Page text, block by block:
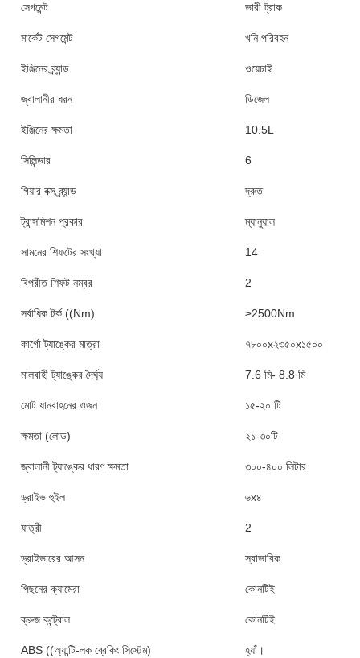
সেগমেন্ট ভারী ট্রাক
মার্কেট সেগমেন্ট খনি পরিবহন
ইঞ্জিনের ব্র্যান্ড ওয়েচাই
জ্বালানীর ধরন ডিজেল
ইঞ্জিনের ক্ষমতা 10.5L
সিলিন্ডার 6
গিয়ার বক্স ব্র্যান্ড দ্রুত
ট্রান্সমিশন প্রকার ম্যানুয়াল
সামনের শিফটের সংখ্যা 14
বিপরীত শিফট নম্বর 2
সর্বাধিক টর্ক ((Nm) ≥2500Nm
কার্গো ট্যাঙ্কের মাত্রা ৭৮০০x২৩৫০x১৫০০
মালবাহী ট্যাঙ্কের দৈর্ঘ্য 7.6 মি- 8.8 মি
মোট যানবাহনের ওজন ১৫-২০ টি
ক্ষমতা (লোড) ২১-৩০টি
জ্বালানী ট্যাঙ্কের ধারণ ক্ষমতা ৩০০-৪০০ লিটার
ড্রাইভ হুইল ৬x৪
যাত্রী 2
ড্রাইভারের আসন স্বাভাবিক
পিছনের ক্যামেরা কোনটিই
ক্রুজ কন্ট্রোল কোনটিই
ABS ((অ্যান্টি-লক ব্রেকিং সিস্টেম) হ্যাঁ।